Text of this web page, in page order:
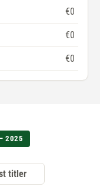
€0
€0
€0
2025
titler